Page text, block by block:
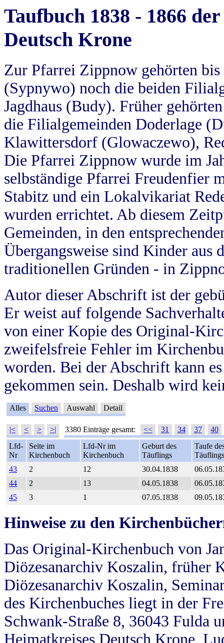
Taufbuch 1838 - 1866
Deutsch Krone
Zur Pfarrei Zippnow gehörten
(Sypnywo) noch die beiden
Jagdhaus (Budy). Früher
die Filialgemeinden Doderlage
Klawittersdorf (Glowaczewo),
Die Pfarrei Zippnow wurde im
selbständige Pfarrei Freudenfier
Stabitz und ein Lokalvikariat
wurden errichtet. Ab diesem
Gemeinden, in den
Übergangsweise sind Kinder aus
traditionellen Gründen - in
Autor dieser Abschrift ist der
Er weist auf folgende
von einer Kopie des Original-
zweifelsfreie Fehler im
worden. Bei der Abschrift kann
gekommen sein. Deshalb wird
Alles Suchen Auswahl Detail
|< < > >| 3380 Einträge gesamt: << 31 34 37
40
Lfd-
Nr
Seite im
Kirchenbuch
Lfd-Nr im
Kirchenbuch
Geburt des
Täuflings
Taufe
Täuflings
43
2 12 30.04.1838
44
2 13 04.05.1838
45
3 1 07.05.1838
Hinweise zu den
Das Original-Kirchenbuch von
Diözesanarchiv Koszalin, früher
Diözesanarchiv Koszalin,
des Kirchenbuches liegt in der
Schwank-Straße 8, 36043 Fulda
Heimatkreises Deutsch Krone,